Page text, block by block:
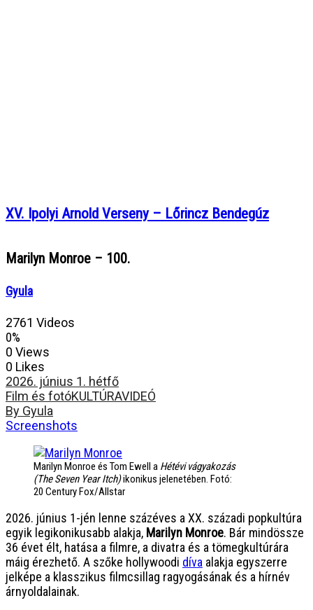
XV. Ipolyi Arnold Verseny – Lőrincz Bendegúz
Marilyn Monroe – 100.
Gyula
2761 Videos
0%
0 Views
0 Likes
2026. június 1. hétfő
Film és fotóKULTÚRAVIDEÓ
By Gyula
Screenshots
Marilyn Monroe és Tom Ewell a Hétévi vágyakozás
(The Seven Year Itch)ikonikus jelenetében. Fotó:
20 Century Fox/Allstar
2026. június 1-jén lenne százéves a XX. századi popkultúra
egyik legikonikusabb alakja, Marilyn Monroe. Bár mindössze
36 évet élt, hatása a filmre, a divatra és a tömegkultúrára
máig érezhető. A szőke hollywoodi díva alakja egyszerre
jelképe a klasszikus filmcsillag ragyogásának és a hírnév
árnyoldalainak.